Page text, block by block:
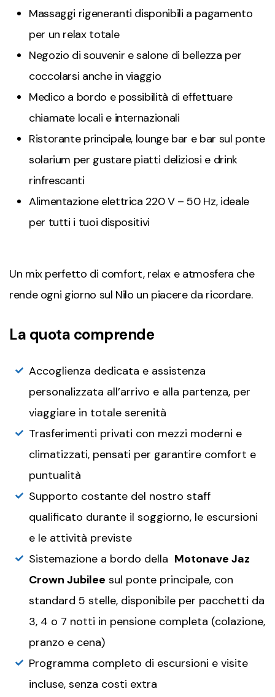
Massaggi rigeneranti disponibili a pagamento
per un relax totale
Negozio di souvenir e salone di bellezza per
coccolarsi anche in viaggio
Medico a bordo e possibilità di effettuare
chiamate locali e internazionali
Ristorante principale, lounge bar e bar sul ponte
solarium per gustare piatti deliziosi e drink
rinfrescanti
Alimentazione elettrica 220 V – 50 Hz, ideale
per tutti i tuoi dispositivi
Un mix perfetto di comfort, relax e atmosfera che
rende ogni giorno sul Nilo un piacere da ricordare.
La quota comprende
Accoglienza dedicata e assistenza
personalizzata all’arrivo e alla partenza, per
viaggiare in totale serenità
Trasferimenti privati con mezzi moderni e
climatizzati, pensati per garantire comfort e
puntualità
Supporto costante del nostro staff
qualificato durante il soggiorno, le escursioni
e le attività previste
Sistemazione a bordo della Motonave Jaz
Crown Jubilee sul ponte principale, con
standard 5 stelle, disponibile per pacchetti da
3, 4 o 7 notti in pensione completa (colazione,
pranzo e cena)
Programma completo di escursioni e visite
incluse, senza costi extra